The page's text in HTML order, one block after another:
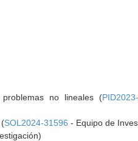
no lineales (
SOL2024-31596 - Equipo de